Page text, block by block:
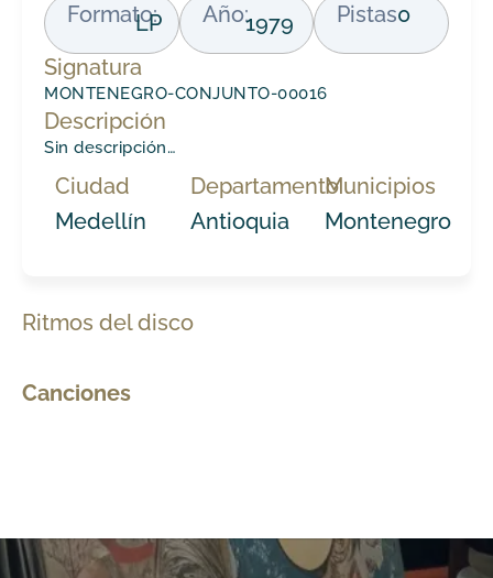
Formato:
LP Año:1979 Pistas0
Signatura
MONTENEGRO-CONJUNTO-00016
Descripción
Sin descripción…
Ciudad
Medellín
Departamento
Antioquia
Municipios
Montenegro
Ritmos del disco
Canciones